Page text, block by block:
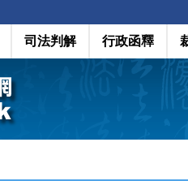
司法判解 行政函釋